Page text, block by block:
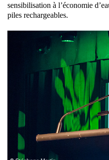
sensibilisation à l’économie
piles rechargeables.